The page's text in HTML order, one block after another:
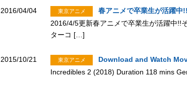
2016/04/04 東京アニメ
春アニメで卒業生が活躍中
2016/4/5更新春アニメで卒業生が活躍中!!
ターコ […]
2015/10/21 東京アニメ
Download and Watch
Incredibles 2 (2018) Duration 118 mins